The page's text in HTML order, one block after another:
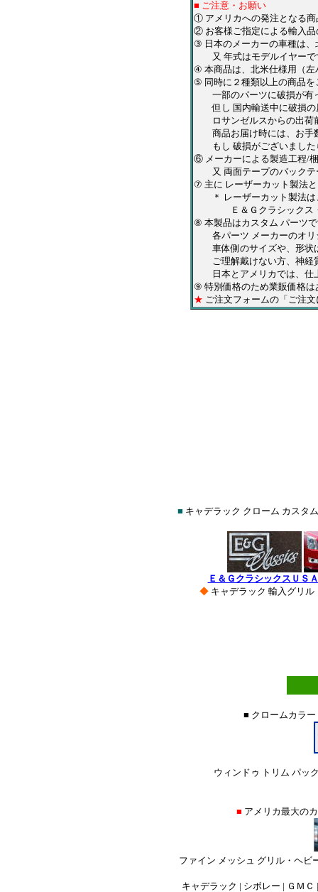
■ ご注意・お願い
① アメリカへの発注となる商
② お客様ご指定による輸入品
③ 日本のメーカーの車種は、
又 年式はモデルイヤーで
④ 本商品は、北米仕様用（左
⑤ 同時に２種類以上の商品
一部のパーツに破損が有っ
但し 国内輸送中に破損の
ロサンゼルスからの出荷前
商品お届け時には、お手
もし 破損がございました
⑥ メーカーによる製造工程/
又 両面テープのバックテ
⑦ 主に レーザーカット製法
＊ レーザーカット製法は
Ｅ＆Ｇクラシックス・Ｑ
⑧ 本製品はカスタム パーツ
各パーツ メーカーのオリ
車体側のサイズや、形状は
ご理解戴けない方、神経
日本とアメリカでは、仕上
⑨ 特別価格のため業販価格
★ ご注文フォームの「ご注
■ キャデラック クローム カスタ
Ｅ＆ＧクラシックスＵＳＡ
◆ キャデラック 輸入グリ
■ クロームカラ
ウィンドゥ トリム パッ
■ アメリカ最大の
ファイン メッシュ グリル・ヘビ
キャデラック | シボレー | ＧＭ